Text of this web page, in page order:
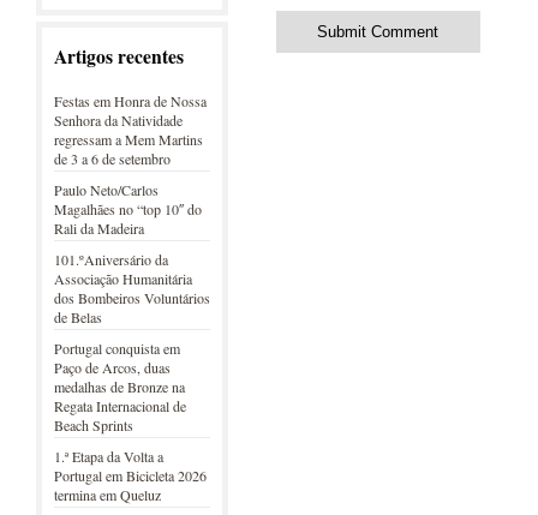
Artigos recentes
Festas em Honra de Nossa
Senhora da Natividade
regressam a Mem Martins
de 3 a 6 de setembro
Paulo Neto/Carlos
Magalhães no “top 10″ do
Rali da Madeira
101.ºAniversário da
Associação Humanitária
dos Bombeiros Voluntários
de Belas
Portugal conquista em
Paço de Arcos, duas
medalhas de Bronze na
Regata Internacional de
Beach Sprints
1.ª Etapa da Volta a
Portugal em Bicicleta 2026
termina em Queluz